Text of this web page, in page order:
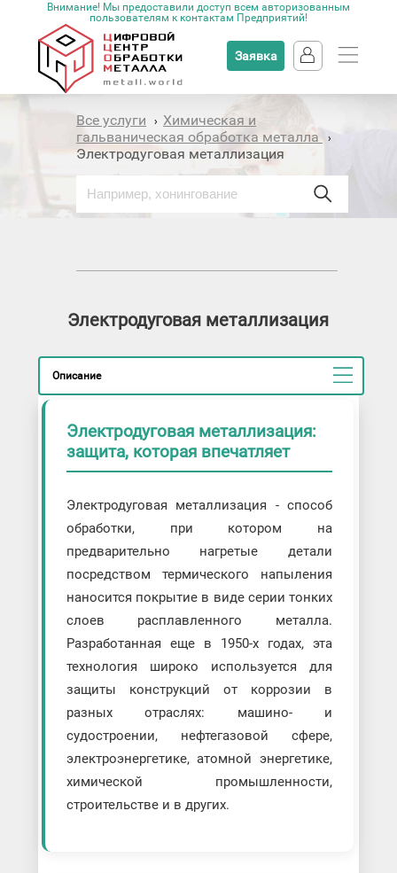
Внимание! Мы предоставили доступ всем авторизованным
пользователям к контактам Предприятий!
Заявка
Все услуги ›Химическая и
гальваническая обработка металла ›
Электродуговая металлизация
Электродуговая металлизация
Описание
Электродуговая металлизация:
защита, которая впечатляет
Электродуговая металлизация - способ
обработки, при котором на
предварительно нагретые детали
посредством термического напыления
наносится покрытие в виде серии тонких
слоев расплавленного металла.
Разработанная еще в 1950-х годах, эта
технология широко используется для
защиты конструкций от коррозии в
разных отраслях: машино- и
судостроении, нефтегазовой сфере,
электроэнергетике, атомной энергетике,
химической промышленности,
строительстве и в других.